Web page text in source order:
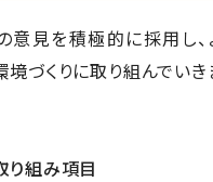
意見を積極的に採用し、
づくりに取り組んでいき
り組み項目